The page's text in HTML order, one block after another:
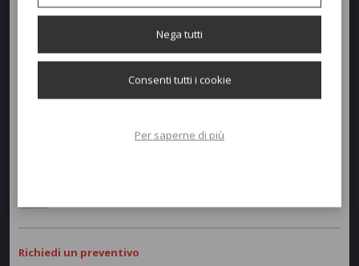
rotondo d. 80 h.74
Richiedi un preventivo
Nega tutti
Consenti tutti i cookie
Per saperne di più